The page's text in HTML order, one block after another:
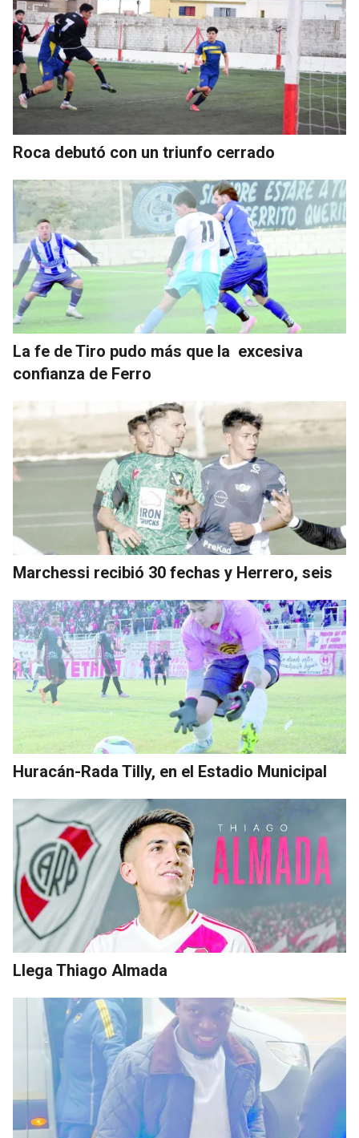
Roca debutó con un triunfo cerrado
La fe de Tiro pudo más que la excesiva
confianza de Ferro
Marchessi recibió 30 fechas y Herrero, seis
Huracán-Rada Tilly, en el Estadio Municipal
Llega Thiago Almada